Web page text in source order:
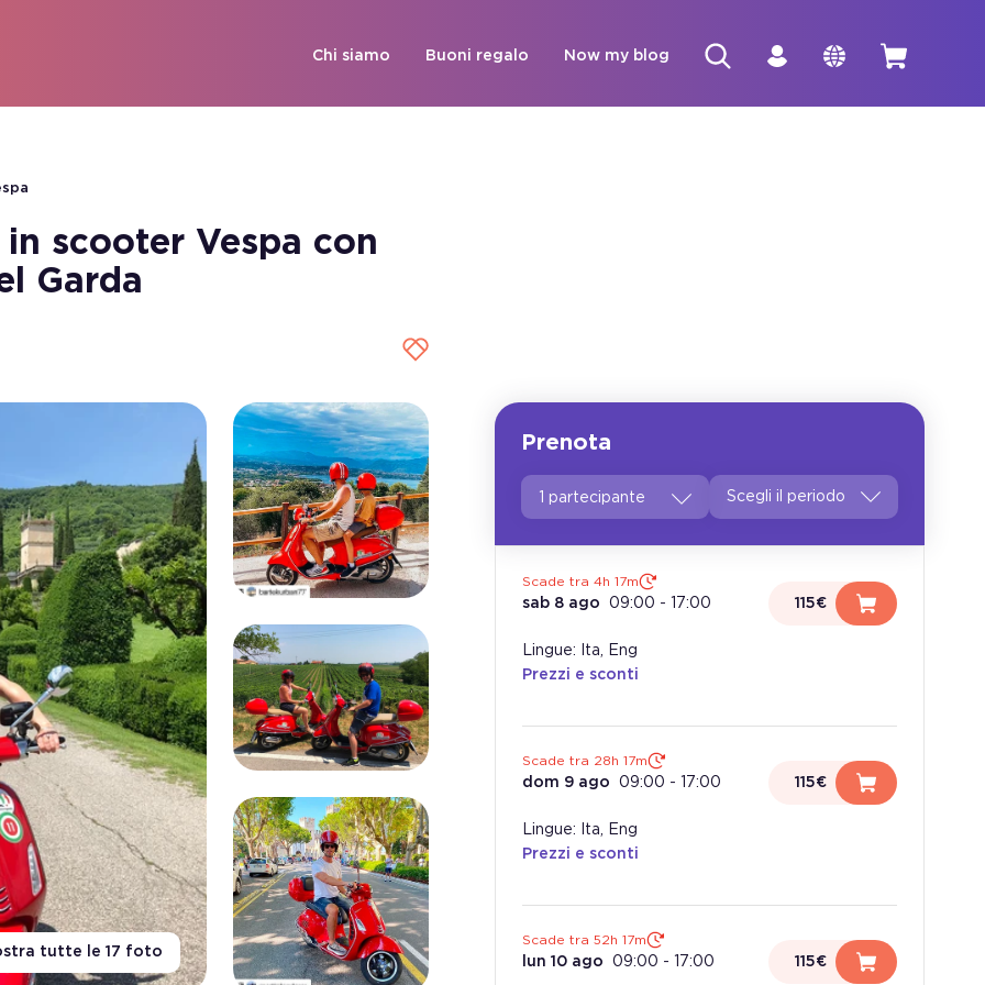
Chi siamo Buoni regalo Now my blog
scooter Vespa con
Garda
tutte le 17 foto
Prenota
1 partecipante
Scade tra 4h 17m
sab 8 ago 09:00 - 17:00 115€
Lingue: Ita, Eng
Prezzi e sconti
Scade tra 28h 17m
dom 9 ago 09:00 - 17:00 115€
Lingue: Ita, Eng
Prezzi e sconti
Scade tra 52h 17m
lun 10 ago 09:00 - 17:00 115€